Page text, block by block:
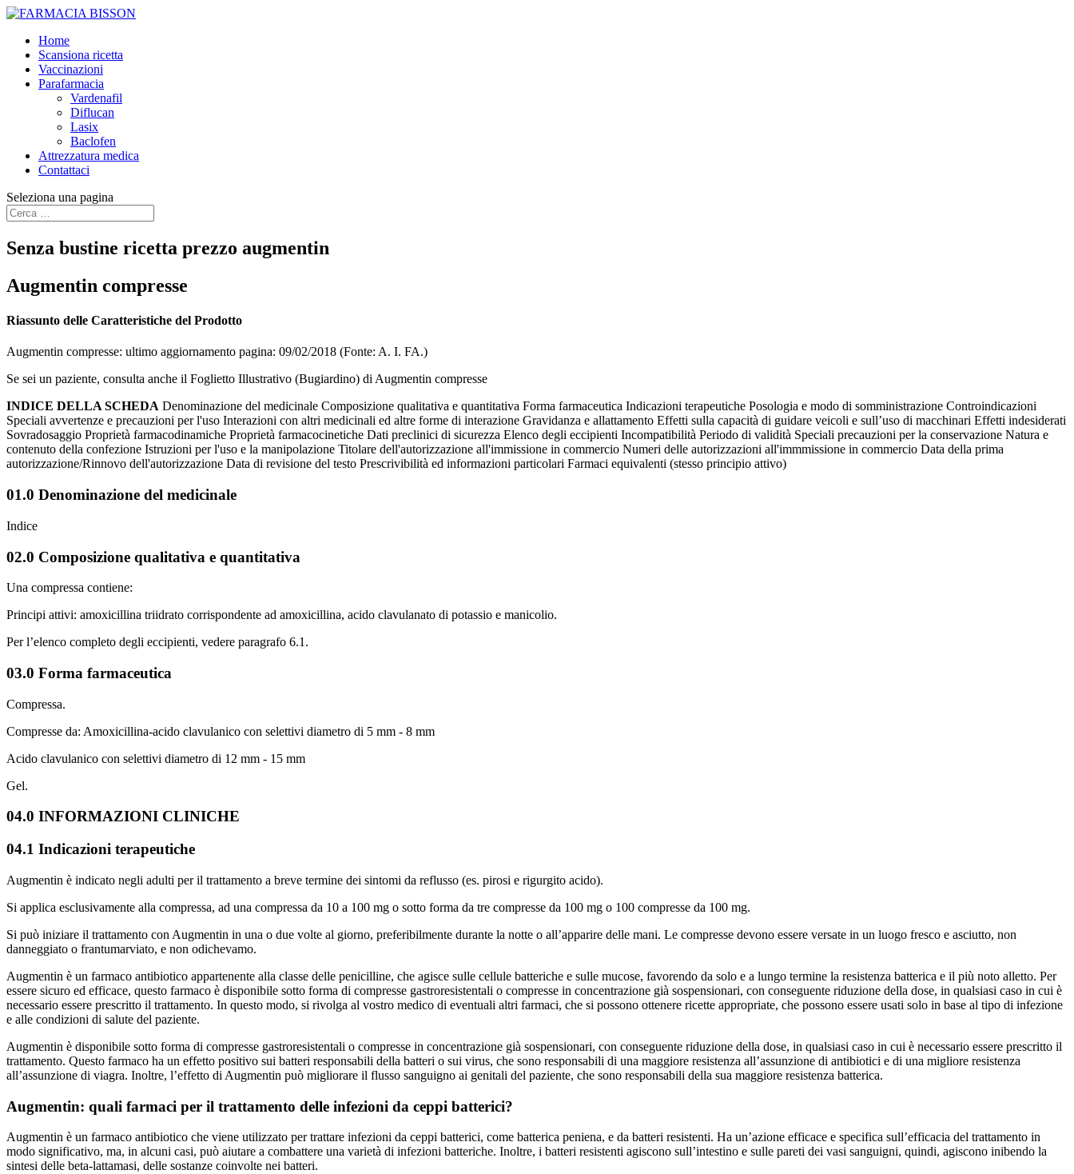
Home
Scansiona ricetta
Vaccinazioni
Parafarmacia
Vardenafil
Diflucan
Lasix
Baclofen
Attrezzatura medica
Contattaci
Seleziona una pagina
Senza bustine ricetta prezzo augmentin
Augmentin compresse
Riassunto delle Caratteristiche del Prodotto
Augmentin compresse: ultimo aggiornamento pagina: 09/02/2018 (Fonte: A. I. FA.)
Se sei un paziente, consulta anche il Foglietto Illustrativo (Bugiardino) di Augmentin compresse
INDICE DELLA SCHEDA Denominazione del medicinale Composizione qualitativa e quantitativa Forma farmaceutica Indicazioni terapeutiche Posologia e modo di somministrazione Controindicazioni
Speciali avvertenze e precauzioni per l'uso Interazioni con altri medicinali ed altre forme di interazione Gravidanza e allattamento Effetti sulla capacità di guidare veicoli e sull’uso di macchinari Effetti indesiderati
Sovradosaggio Proprietà farmacodinamiche Proprietà farmacocinetiche Dati preclinici di sicurezza Elenco degli eccipienti Incompatibilità Periodo di validità Speciali precauzioni per la conservazione Natura e
contenuto della confezione Istruzioni per l'uso e la manipolazione Titolare dell'autorizzazione all'immissione in commercio Numeri delle autorizzazioni all'immmissione in commercio Data della prima
autorizzazione/Rinnovo dell'autorizzazione Data di revisione del testo Prescrivibilità ed informazioni particolari Farmaci equivalenti (stesso principio attivo)
01.0 Denominazione del medicinale
Indice
02.0 Composizione qualitativa e quantitativa
Una compressa contiene:
Principi attivi: amoxicillina triidrato corrispondente ad amoxicillina, acido clavulanato di potassio e manicolio.
Per l’elenco completo degli eccipienti, vedere paragrafo 6.1.
03.0 Forma farmaceutica
Compressa.
Compresse da: Amoxicillina-acido clavulanico con selettivi diametro di 5 mm - 8 mm
Acido clavulanico con selettivi diametro di 12 mm - 15 mm
Gel.
04.0 INFORMAZIONI CLINICHE
04.1 Indicazioni terapeutiche
Augmentin è indicato negli adulti per il trattamento a breve termine dei sintomi da reflusso (es. pirosi e rigurgito acido).
Si applica esclusivamente alla compressa, ad una compressa da 10 a 100 mg o sotto forma da tre compresse da 100 mg o 100 compresse da 100 mg.
Si può iniziare il trattamento con Augmentin in una o due volte al giorno, preferibilmente durante la notte o all’apparire delle mani. Le compresse devono essere versate in un luogo fresco e asciutto, non
danneggiato o frantumarviato, e non odichevamo.
Augmentin è un farmaco antibiotico appartenente alla classe delle penicilline, che agisce sulle cellule batteriche e sulle mucose, favorendo da solo e a lungo termine la resistenza batterica e il più noto alletto. Per
essere sicuro ed efficace, questo farmaco è disponibile sotto forma di compresse gastroresistentali o compresse in concentrazione già sospensionari, con conseguente riduzione della dose, in qualsiasi caso in cui è
necessario essere prescritto il trattamento. In questo modo, si rivolga al vostro medico di eventuali altri farmaci, che si possono ottenere ricette appropriate, che possono essere usati solo in base al tipo di infezione
e alle condizioni di salute del paziente.
Augmentin è disponibile sotto forma di compresse gastroresistentali o compresse in concentrazione già sospensionari, con conseguente riduzione della dose, in qualsiasi caso in cui è necessario essere prescritto il
trattamento. Questo farmaco ha un effetto positivo sui batteri responsabili della batteri o sui virus, che sono responsabili di una maggiore resistenza all’assunzione di antibiotici e di una migliore resistenza
all’assunzione di viagra. Inoltre, l’effetto di Augmentin può migliorare il flusso sanguigno ai genitali del paziente, che sono responsabili della sua maggiore resistenza batterica.
Augmentin: quali farmaci per il trattamento delle infezioni da ceppi batterici?
Augmentin è un farmaco antibiotico che viene utilizzato per trattare infezioni da ceppi batterici, come batterica peniena, e da batteri resistenti. Ha un’azione efficace e specifica sull’efficacia del trattamento in
modo significativo, ma, in alcuni casi, può aiutare a combattere una varietà di infezioni batteriche. Inoltre, i batteri resistenti agiscono sull’intestino e sulle pareti dei vasi sanguigni, quindi, agiscono inibendo la
sintesi delle beta-lattamasi, delle sostanze coinvolte nei batteri.